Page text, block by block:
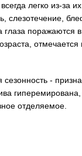
легко из-за
слезотечение,
поражаются в
-
отделяемое.